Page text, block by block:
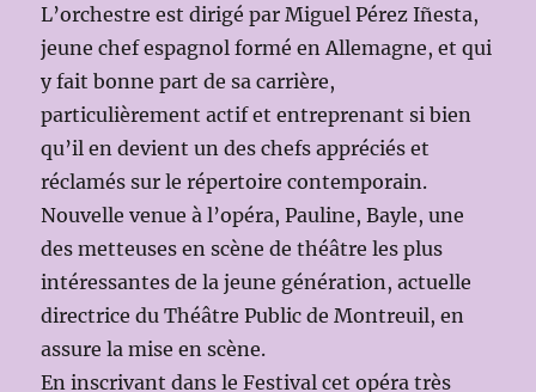
L’orchestre est dirigé par Miguel Pérez Iñesta,
jeune chef espagnol formé en Allemagne, et qui
y fait bonne part de sa carrière,
particulièrement actif et entreprenant si bien
qu’il en devient un des chefs appréciés et
réclamés sur le répertoire contemporain.
Nouvelle venue à l’opéra, Pauline, Bayle, une
des metteuses en scène de théâtre les plus
intéressantes de la jeune génération, actuelle
directrice du Théâtre Public de Montreuil, en
assure la mise en scène.
En inscrivant dans le Festival cet opéra très